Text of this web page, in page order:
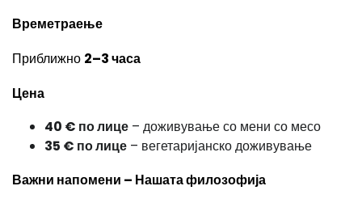
Времетраење
Приближно 2–3 часа
Цена
40 € по лице – доживување со мени со месо
35 € по лице – вегетаријанско доживување
Важни напомени – Нашата филозофија